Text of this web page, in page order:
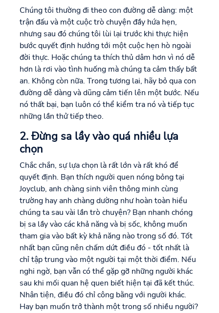
Chúng tôi thường đi theo con đường dễ dàng: một
trận đấu và một cuộc trò chuyện đầy hứa hẹn,
nhưng sau đó chúng tôi lùi lại trước khi thực hiện
bước quyết định hướng tới một cuộc hẹn hò ngoài
đời thực. Hoặc chúng ta thích thủ dâm hơn vì nó dễ
hơn là rơi vào tình huống mà chúng ta cảm thấy bất
an. Không còn nữa. Trong tương lai, hãy bỏ qua con
đường dễ dàng và dũng cảm tiến lên một bước. Nếu
nó thất bại, bạn luôn có thể kiểm tra nó và tiếp tục
những lần thử tiếp theo.
2. Đừng sa lầy vào quá nhiều lựa
chọn
Chắc chắn, sự lựa chọn là rất lớn và rất khó để
quyết định. Bạn thích người quen nóng bỏng tại
Joyclub, anh chàng sinh viên thông minh cùng
trường hay anh chàng dường như hoàn toàn hiểu
chúng ta sau vài lần trò chuyện? Bạn nhanh chóng
bị sa lầy vào các khả năng và bị sốc, không muốn
tham gia vào bất kỳ khả năng nào trong số đó. Tốt
nhất bạn cũng nên chấm dứt điều đó - tốt nhất là
chỉ tập trung vào một người tại một thời điểm. Nếu
nghi ngờ, bạn vẫn có thể gặp gỡ những người khác
sau khi mối quan hệ quen biết hiện tại đã kết thúc.
Nhân tiện, điều đó chỉ công bằng với người khác.
Hay bạn muốn trở thành một trong số nhiều người?